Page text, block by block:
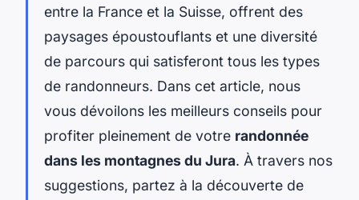
entre la France et la Suisse, offrent des
paysages époustouflants et une diversité
de parcours qui satisferont tous les types
de randonneurs. Dans cet article, nous
vous dévoilons les meilleurs conseils pour
profiter pleinement de votre randonnée
dans les montagnes du Jura. À travers nos
suggestions, partez à la découverte de